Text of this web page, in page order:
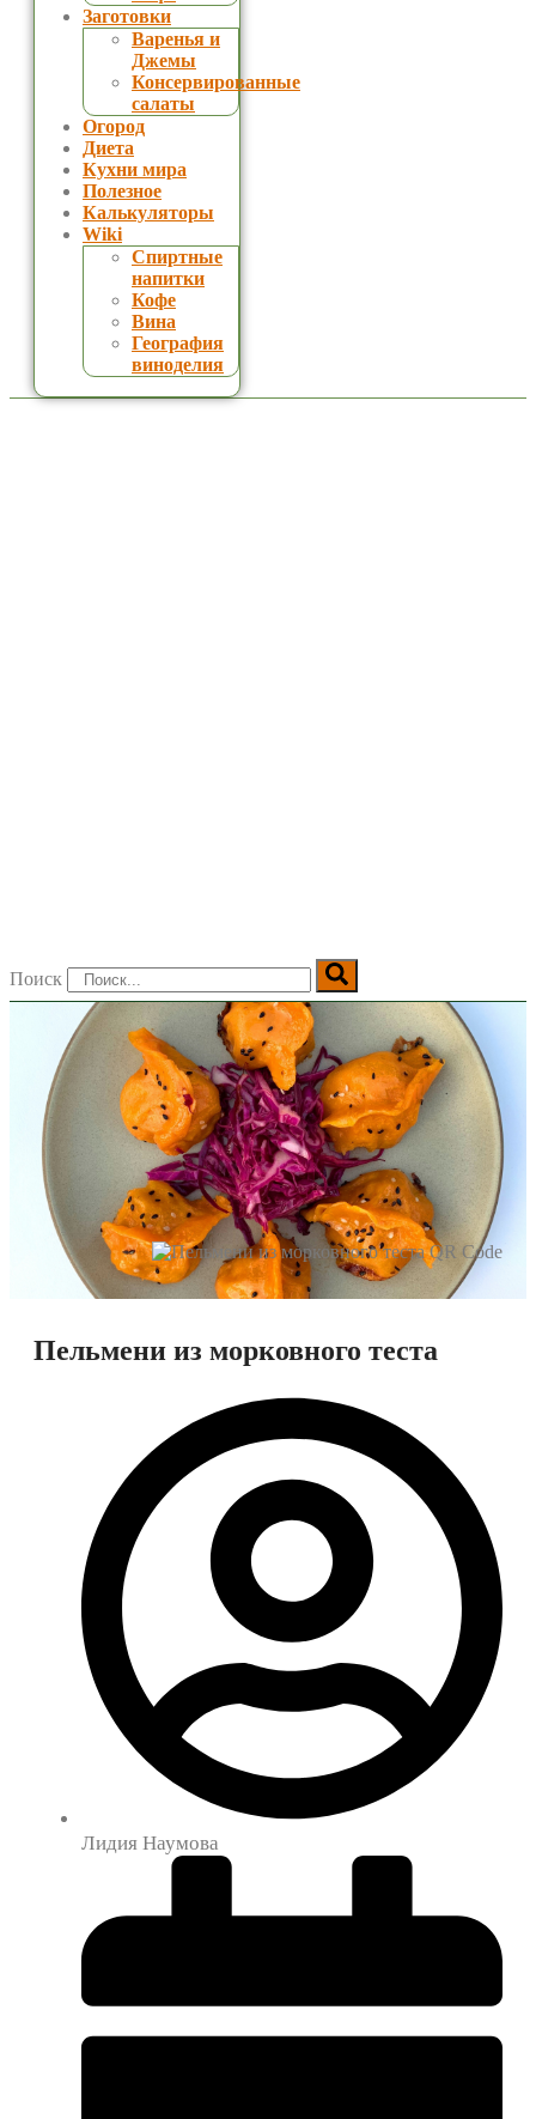
Заготовки
Варенья и
Джемы
Консервированные
салаты
Огород
Диета
Кухни мира
Полезное
Калькуляторы
Wiki
Спиртные
напитки
Кофе
Вина
География
виноделия
Поиск
Пельмени из морковного теста
Лидия Наумова